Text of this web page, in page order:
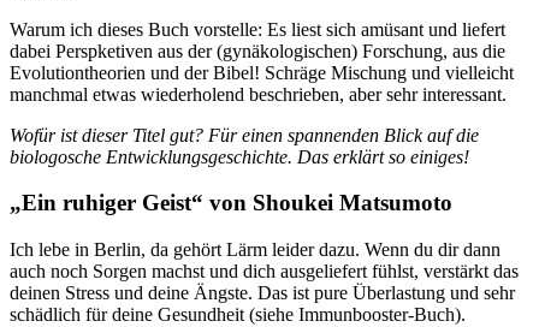
Warum ich dieses Buch vorstelle: Es liest sich amüsant und liefert
dabei Perspketiven aus der (gynäkologischen) Forschung, aus die
Evolutiontheorien und der Bibel! Schräge Mischung und vielleicht
manchmal etwas wiederholend beschrieben, aber sehr interessant.
Wofür ist dieser Titel gut? Für einen spannenden Blick auf die
biologosche Entwicklungsgeschichte. Das erklärt so einiges!
„Ein ruhiger Geist“ von Shoukei Matsumoto
Ich lebe in Berlin, da gehört Lärm leider dazu. Wenn du dir dann
auch noch Sorgen machst und dich ausgeliefert fühlst, verstärkt das
deinen Stress und deine Ängste. Das ist pure Überlastung und sehr
schädlich für deine Gesundheit (siehe Immunbooster-Buch).